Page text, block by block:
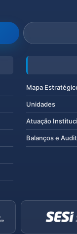
Mapa
Unidades
Atuação
Balanços e